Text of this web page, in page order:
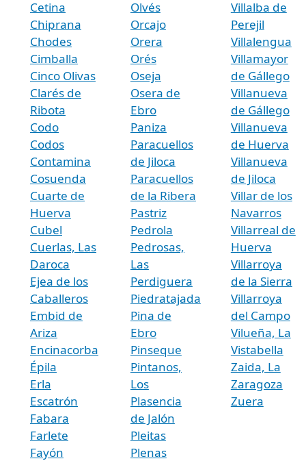
Cetina
Chiprana
Chodes
Cimballa
Cinco Olivas
Clarés de
Ribota
Codo
Codos
Contamina
Cosuenda
Cuarte de
Huerva
Cubel
Cuerlas, Las
Daroca
Ejea de los
Caballeros
Embid de
Ariza
Encinacorba
Épila
Erla
Escatrón
Fabara
Farlete
Fayón
Olvés
Orcajo
Orera
Orés
Oseja
Osera de
Ebro
Paniza
Paracuellos
de Jiloca
Paracuellos
de la Ribera
Pastriz
Pedrola
Pedrosas,
Las
Perdiguera
Piedratajada
Pina de
Ebro
Pinseque
Pintanos,
Los
Plasencia
de Jalón
Pleitas
Plenas
Villalba de
Perejil
Villalengua
Villamayor
de Gállego
Villanueva
de Gállego
Villanueva
de Huerva
Villanueva
de Jiloca
Villar de los
Navarros
Villarreal de
Huerva
Villarroya
de la Sierra
Villarroya
del Campo
Vilueña, La
Vistabella
Zaida, La
Zaragoza
Zuera